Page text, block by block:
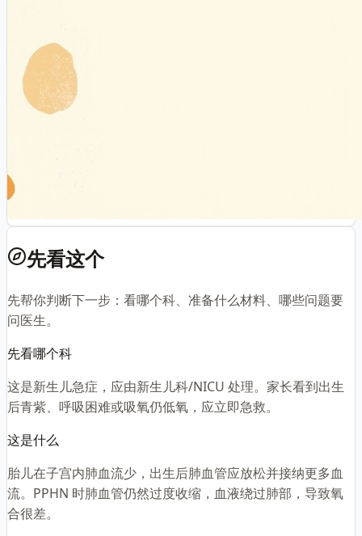
先看这个
先帮你判断下一步：看哪个科、准备什么材料、哪些问题要
问医生。
先看哪个科
这是新生儿急症，应由新生儿科/NICU 处理。家长看到出生
后青紫、呼吸困难或吸氧仍低氧，应立即急救。
这是什么
胎儿在子宫内肺血流少，出生后肺血管应放松并接纳更多血
流。PPHN 时肺血管仍然过度收缩，血液绕过肺部，导致氧
合很差。